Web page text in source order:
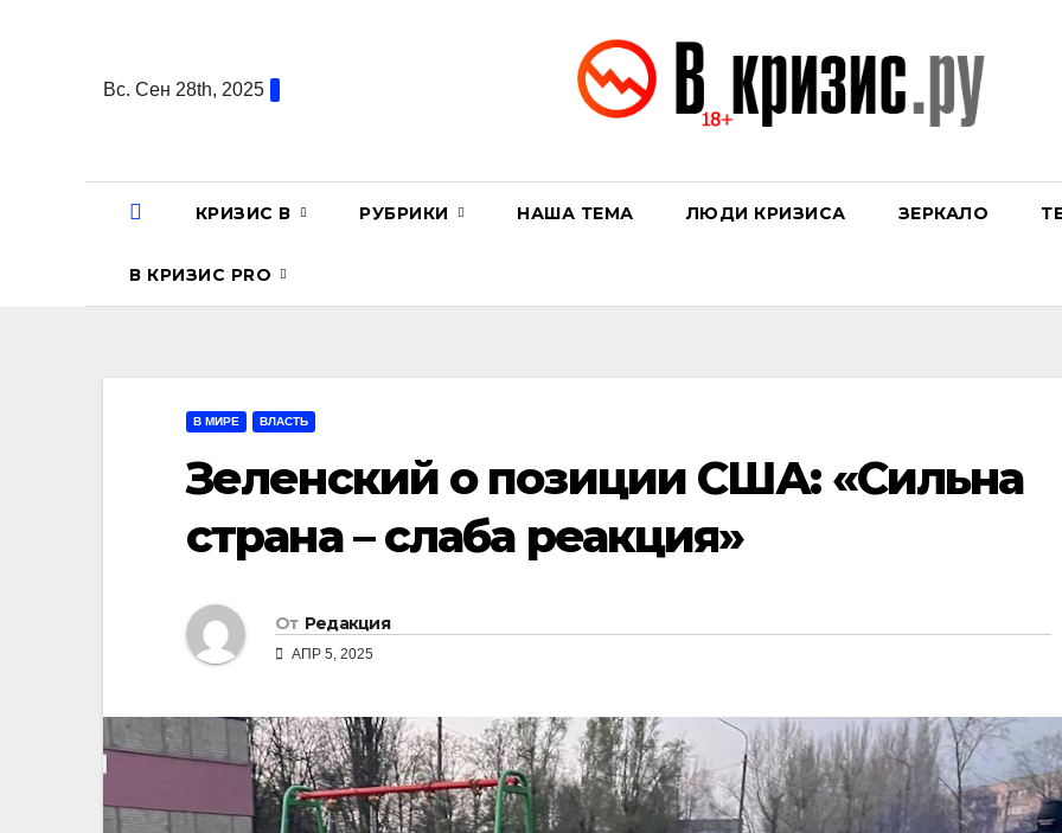
содержаниюВс. Сен 28th, 2025
КРИЗИС В РУБРИКИ НАША ТЕМА ЛЮДИ КРИЗИСА ЗЕРКАЛО
В КРИЗИС PRO
В МИРЕ ВЛАСТЬ
Зеленский о позиции США: «Сильна
страна – слаба реакция»
От Редакция
АПР 5, 2025